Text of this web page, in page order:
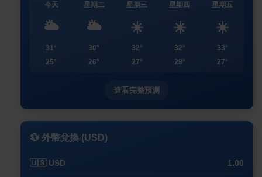
今天
🌥️
31°
25°
星期二
🌥️
30°
26°
星期三
☀️
32°
27°
星期四
☀️
32°
28°
星期五
☀️
33°
27°
查看完整預測
💱 外幣兌換 (USD)
🇺🇸 USD 1.00